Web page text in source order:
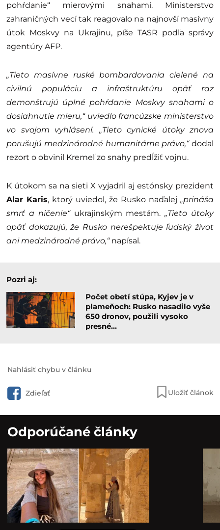
pohŕdanie“ mierovými snahami. Ministerstvo
zahraničných vecí tak reagovalo na najnovší masívny
útok Moskvy na Ukrajinu, píše TASR podľa správy
agentúry AFP.
„Tieto masívne ruské bombardovania cielené na
civilnú populáciu a infraštruktúru opäť raz
demonštrujú úplné pohŕdanie Moskvy snahami o
dosiahnutie mieru,“ uviedlo francúzske ministerstvo
vo svojom vyhlásení. „Tieto cynické útoky znova
porušujú medzinárodné humanitárne právo,“dodal
rezort o obvinil Kremeľ zo snahy predĺžiť vojnu.
K útokom sa na sieti X vyjadril aj estónsky prezident
Alar Karis, ktorý uviedol, že Rusko naďalej „prináša
smrť a ničenie“ukrajinským mestám.„Tieto útoky
opäť dokazujú, že Rusko nerešpektuje ľudský život
ani medzinárodné právo,“napísal.
Pozri aj:
Počet obetí stúpa, Kyjev je v
plameňoch: Rusko nasadilo vyše
650 dronov, použili vysoko
presné…
Nahlásiť chybu v článku
Zdieľať Uložiť článok
Odporúčané články